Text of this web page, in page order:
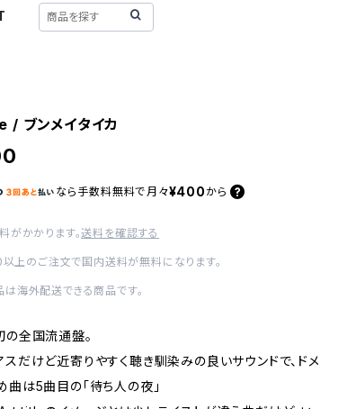
ブンメイタイカ
なら 手数料無料で 月々¥400 から
がかかります。送料を確認する
上のご注文で国内送料が無料になります。
は海外配送できる商品です。
全国流通盤。
スだけど近寄りやすく聴き馴染みの良いサウンドで、ドメ
曲は5曲目の「待ち人の夜」